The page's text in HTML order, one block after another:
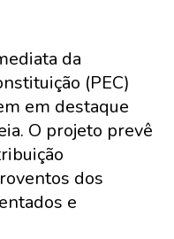
da
(PEC)
em destaque
O projeto prevê
dos
e